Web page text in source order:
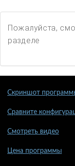
Пожалуйста,
разделе
Скриншот
Сравните
Смотреть видео
Цена программы